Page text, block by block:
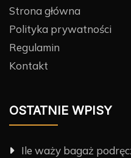
Strona główna
Polityka prywatności
Regulamin
Kontakt
OSTATNIE WPISY
Ile waży bagaż